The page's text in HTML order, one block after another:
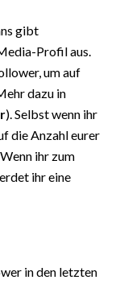
gibt
Profil aus.
um auf
dazu in
). Selbst wenn ihr
die Anzahl eurer
ihr zum
ihr eine
in den letzten